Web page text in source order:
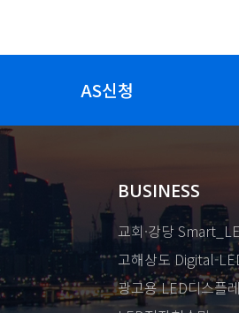
AS신청
BUSINESS
교회·강당
고해상도 Digital-
광고용 LED디스플